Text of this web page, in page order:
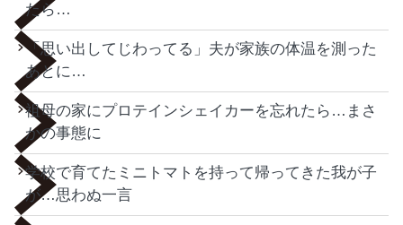
たら…
「思い出してじわってる」夫が家族の体温を測った
あとに…
祖母の家にプロテインシェイカーを忘れたら…まさ
かの事態に
学校で育てたミニトマトを持って帰ってきた我が子
が…思わぬ一言